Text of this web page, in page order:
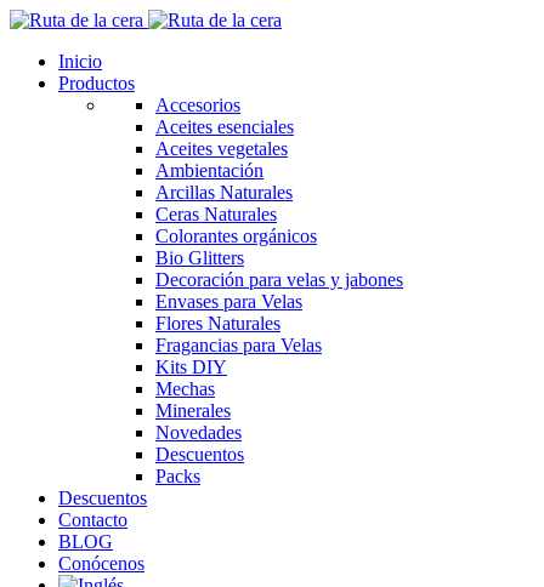
Inicio
Productos
Accesorios
Aceites esenciales
Aceites vegetales
Ambientación
Arcillas Naturales
Ceras Naturales
Colorantes orgánicos
Bio Glitters
Decoración para velas y jabones
Envases para Velas
Flores Naturales
Fragancias para Velas
Kits DIY
Mechas
Minerales
Novedades
Descuentos
Packs
Descuentos
Contacto
BLOG
Conócenos